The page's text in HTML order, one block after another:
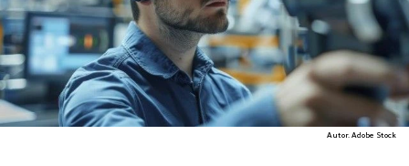
Autor. Adobe Stock